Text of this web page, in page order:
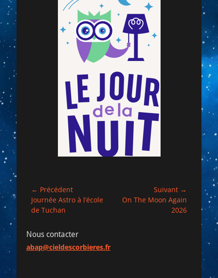
Navigation
de
l’article
← Précédent
Article
précédent :
Journée Astro à l’école
de Tuchan
Suivant →
ArticleOn The Moon Again
2026
Nous contacter
abap@cieldescorbieres.fr